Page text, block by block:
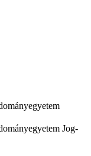
Jog-